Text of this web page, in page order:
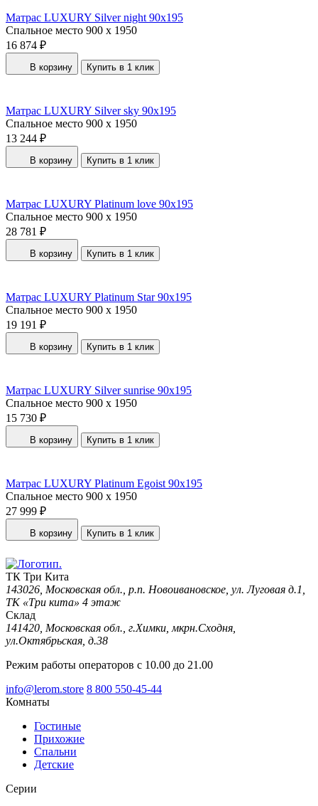
Матрас LUXURY Silver night 90x195
Спальное место 900 x 1950
16 874 ₽
В корзину Купить в 1 клик
Матрас LUXURY Silver sky 90x195
Спальное место 900 x 1950
13 244 ₽
В корзину Купить в 1 клик
Матрас LUXURY Platinum love 90x195
Спальное место 900 x 1950
28 781 ₽
В корзину Купить в 1 клик
Матрас LUXURY Platinum Star 90x195
Спальное место 900 x 1950
19 191 ₽
В корзину Купить в 1 клик
Матрас LUXURY Silver sunrise 90x195
Спальное место 900 x 1950
15 730 ₽
В корзину Купить в 1 клик
Матрас LUXURY Platinum Egoist 90x195
Спальное место 900 x 1950
27 999 ₽
В корзину Купить в 1 клик
ТК Три Кита
143026, Московская обл., р.п. Новоивановское, ул. Луговая д.1,
ТК «Три кита» 4 этаж
Склад
141420, Московская обл., г.Химки, мкрн.Сходня,
ул.Октябрьская, д.38
Режим работы операторов с 10.00 до 21.00
info@lerom.store 8 800 550-45-44
Комнаты
Гостиные
Прихожие
Спальни
Детские
Серии